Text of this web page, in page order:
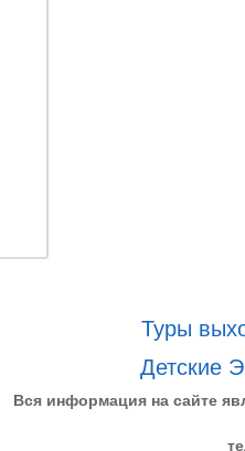
Туры
Детские
Вся информация на сайте